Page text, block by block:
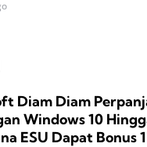
Diam Diam
Windows 10
ESU Dapat Bonus